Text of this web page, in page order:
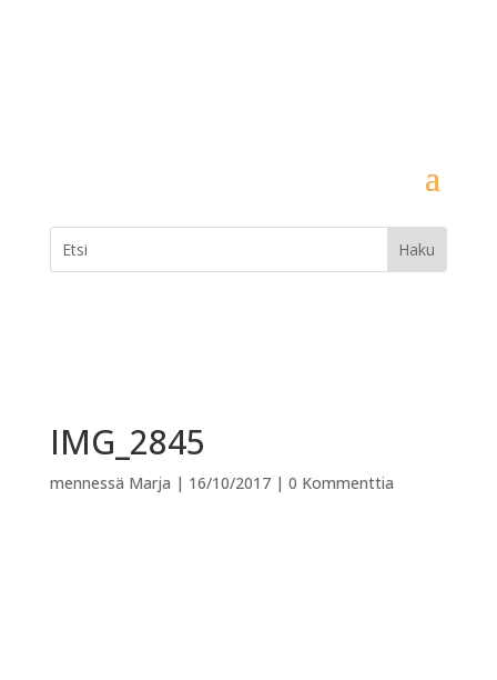
IMG_2845
mennessä Marja | 16/10/2017| 0 Kommenttia